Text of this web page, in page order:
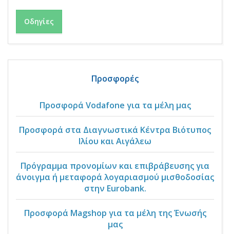
Οδηγίες
Προσφορές
Προσφορά Vodafone για τα μέλη μας
Προσφορά στα Διαγνωστικά Κέντρα Βιότυπος
Ιλίου και Αιγάλεω
Πρόγραμμα προνομίων και επιβράβευσης για
άνοιγμα ή μεταφορά λογαριασμού μισθοδοσίας
στην Eurobank.
Προσφορά Magshop για τα μέλη της Ένωσής
μας